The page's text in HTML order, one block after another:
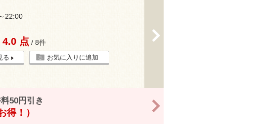
22:00
4.0 点 / 8件
る お気に入りに追加
50円引き
得！）
>